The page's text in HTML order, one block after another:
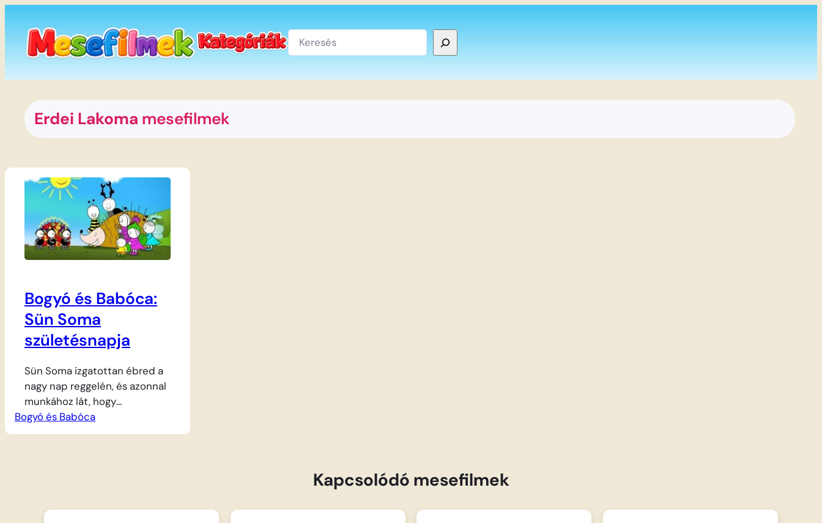
tartalomhoz
Keresés
Erdei Lakoma mesefilmek
Bogyó és Babóca:
Sün Soma
születésnapja
Sün Soma izgatottan ébred a
nagy nap reggelén, és azonnal
munkához lát, hogy
gombaházikója ragyogjon a
tisztaságtól. Miután kisöpör és
nem érkeznek üres kézzel:
Bogyó és Babóca
Kapcsolódó mesefilmek